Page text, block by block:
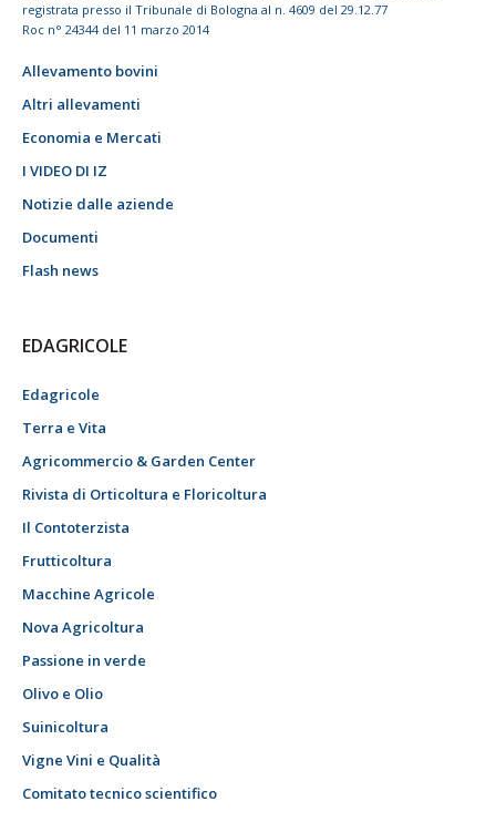
registrata presso il Tribunale di Bologna al n. 4609 del 29.12.77
Roc n° 24344 del 11 marzo 2014
Allevamento bovini
Altri allevamenti
Economia e Mercati
I VIDEO DI IZ
Notizie dalle aziende
Documenti
Flash news
EDAGRICOLE
Edagricole
Terra e Vita
Agricommercio & Garden Center
Rivista di Orticoltura e Floricoltura
Il Contoterzista
Frutticoltura
Macchine Agricole
Nova Agricoltura
Passione in verde
Olivo e Olio
Suinicoltura
Vigne Vini e Qualità
Comitato tecnico scientifico